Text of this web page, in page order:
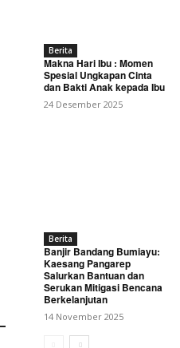
Berita
Makna Hari Ibu : Momen
Spesial Ungkapan Cinta
dan Bakti Anak kepada Ibu
24 Desember 2025
Berita
Banjir Bandang Bumiayu:
Kaesang Pangarep
Salurkan Bantuan dan
Serukan Mitigasi Bencana
Berkelanjutan
14 November 2025